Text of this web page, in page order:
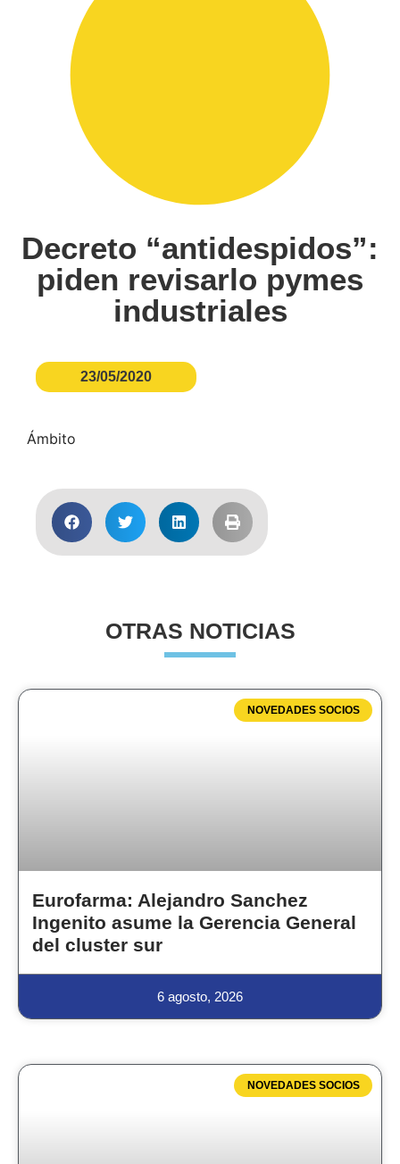
Decreto “antidespidos”:
piden revisarlo pymes
industriales
23/05/2020
Ámbito
OTRAS NOTICIAS
NOVEDADES SOCIOS
Eurofarma: Alejandro Sanchez
Ingenito asume la Gerencia General
del cluster sur
6 agosto, 2026
NOVEDADES SOCIOS